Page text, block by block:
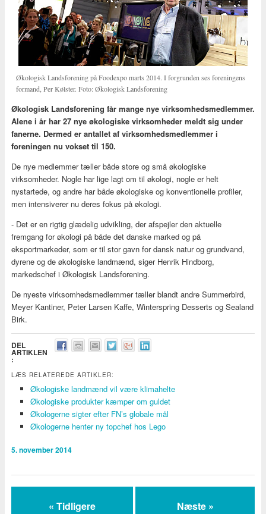
Økologisk Landsforening på Foodexpo marts 2014. I forgrunden ses foreningens
formand, Per Kølster. Foto: Økologisk Landsforening
Økologisk Landsforening får mange nye virksomhedsmedlemmer.
Alene i år har 27 nye økologiske virksomheder meldt sig under
fanerne. Dermed er antallet af virksomhedsmedlemmer i
foreningen nu vokset til 150.
De nye medlemmer tæller både store og små økologiske
virksomheder. Nogle har lige lagt om til økologi, nogle er helt
nystartede, og andre har både økologiske og konventionelle profiler,
men intensiverer nu deres fokus på økologi.
- Det er en rigtig glædelig udvikling, der afspejler den aktuelle
fremgang for økologi på både det danske marked og på
eksportmarkeder, som er til stor gavn for dansk natur og grundvand,
dyrene og de økologiske landmænd, siger Henrik Hindborg,
markedschef i Økologisk Landsforening.
De nyeste virksomhedsmedlemmer tæller blandt andre Summerbird,
Meyer Kantiner, Peter Larsen Kaffe, Winterspring Desserts og Sealand
Birk.
DEL
ARTIKLEN
:
LÆS RELATEREDE ARTIKLER:
Økologiske landmænd vil være klimahelte
Økologiske produkter kæmper om guldet
Økologerne sigter efter FN’s globale mål
Økologerne henter ny topchef hos Lego
5. november 2014
« Tidligere Næste »